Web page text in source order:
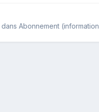
dans Abonnement